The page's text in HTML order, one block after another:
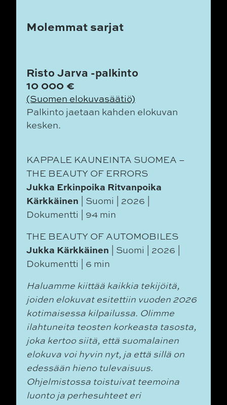
Molemmat sarjat
Risto Jarva -palkinto
10 000 €
(Suomen elokuvasäätiö)
Palkinto jaetaan kahden elokuvan
kesken.
KAPPALE KAUNEINTA SUOMEA –
THE BEAUTY OF ERRORS
Jukka Erkinpoika Ritvanpoika
Kärkkäinen | Suomi | 2026 |
Dokumentti | 94 min
THE BEAUTY OF AUTOMOBILES
Jukka Kärkkäinen | Suomi | 2026 |
Dokumentti | 6 min
Haluamme kiittää kaikkia tekijöitä,
joiden elokuvat esitettiin vuoden 2026
kotimaisessa kilpailussa. Olimme
ilahtuneita teosten korkeasta tasosta,
joka kertoo siitä, että suomalainen
elokuva voi hyvin nyt, ja että sillä on
edessään hieno tulevaisuus.
Ohjelmistossa toistuivat teemoina
luonto ja perhesuhteet eri